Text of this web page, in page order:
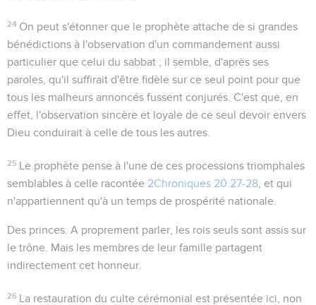
24 On peut s'étonner que le prophète attache de si grandes
bénédictions à l'observation d'un commandement aussi
particulier que celui du sabbat ; il semble, d'après ses
paroles, qu'il suffirait d'être fidèle sur ce seul point pour que
tous les malheurs annoncés fussent conjurés. C'est que, en
effet, l'observation sincère et loyale de ce seul devoir envers
Dieu conduirait à celle de tous les autres.
25 Le prophète pense à l'une de ces processions triomphales
semblables à celle racontée 2Chroniques 20.27-28 , et qui
n'appartiennent qu'à un temps de prospérité nationale.
Des princes . A proprement parler, les rois seuls sont assis sur
le trône. Mais les membres de leur famille partagent
indirectement cet honneur.
26 La restauration du culte cérémonial est présentée ici, non